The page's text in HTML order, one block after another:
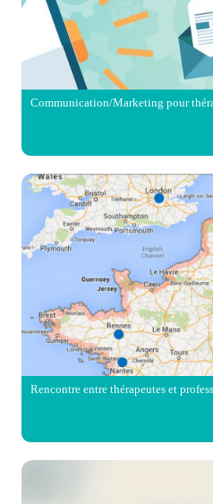
Communication/Marketing pour
Rencontre entre thérapeutes et